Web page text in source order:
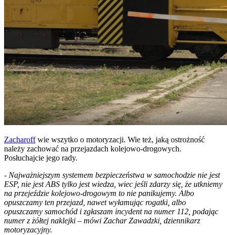
Zacharoffwie wszytko o motoryzacji. Wie też, jaką ostrożność
należy zachować na przejazdach kolejowo-drogowych.
Posłuchajcie jego rady.
- Najważniejszym systemem bezpieczeństwa w samochodzie nie jest
ESP, nie jest ABS tylko jest wiedza, wiec jeśli zdarzy się, że utkniemy
na przejeździe kolejowo-drogowym to nie panikujemy. Albo
opuszczamy ten przejazd, nawet wyłamując rogatki, albo
opuszczamy samochód i zgłaszam incydent na numer 112, podając
numer z żółtej naklejki – mówi Zachar Zawadzki, dziennikarz
motoryzacyjny.